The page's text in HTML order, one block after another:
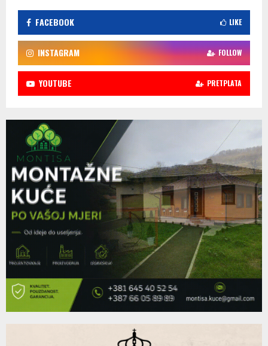
FACEBOOK LIKE
INSTAGRAM FOLLOW
YOUTUBE PRETPLATA